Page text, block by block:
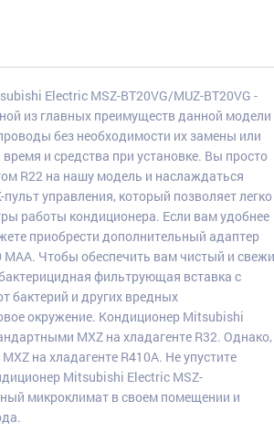
Electric MSZ-BT20VG/MUZ-BT20VG -
из главных преимуществ данной модели
без необходимости их замены или
и средства при установке. Вы просто
R22 на нашу модель и наслаждаться
управления, который позволяет легко
работы кондиционера. Если вам удобнее
приобрести дополнительный адаптер
MAA. Чтобы обеспечить вам чистый и
фильтрующая вставка с
бактерий и других вредных
окружение. Кондиционер Mitsubishi
MXZ на хладагенте R32. Однако,
на хладагенте R410A. Не упустите
Mitsubishi Electric MSZ-
микроклимат в своем помещении и